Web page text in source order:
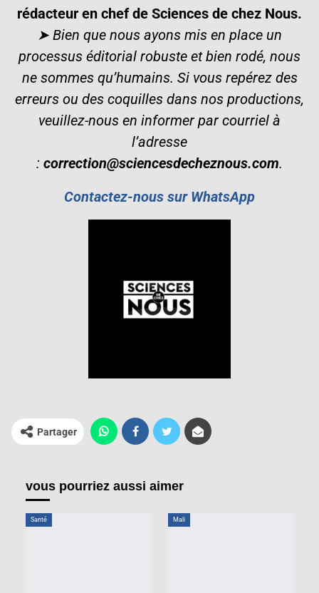
rédacteur en chef de Sciences de chez Nous.
➤ Bien que nous ayons mis en place un
processus éditorial robuste et bien rodé, nous
ne sommes qu’humains. Si vous repérez des
erreurs ou des coquilles dans nos productions,
veuillez-nous en informer par courriel à
l’adresse
: correction@sciencesdecheznous.com.
Contactez-nous sur WhatsApp
Partager
vous pourriez aussi aimer
Santé Mali